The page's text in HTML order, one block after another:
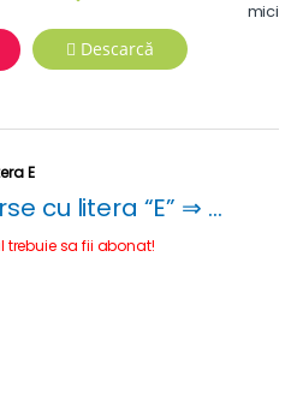
mici
Descarcă
E
cu litera “E” ⇒ …
sa fii abonat!